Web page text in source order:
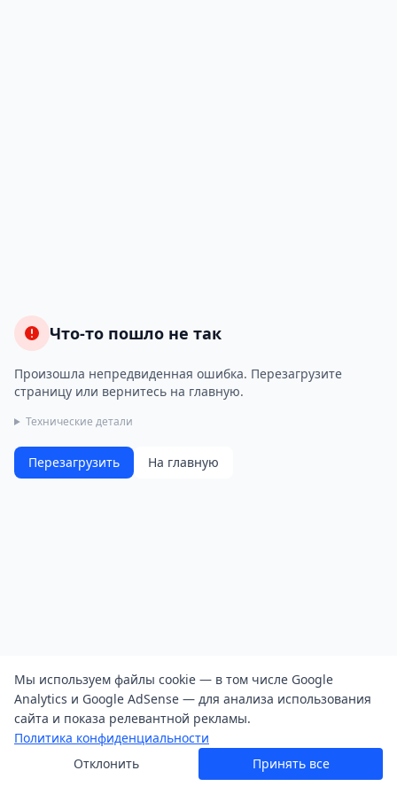
Что-то пошло не так
Произошла непредвиденная ошибка. Перезагрузите
страницу или вернитесь на главную.
Технические детали
Перезагрузить На главную
Мы используем файлы cookie — в том числе Google
Analytics и Google AdSense — для анализа использования
сайта и показа релевантной рекламы.
Политика конфиденциальности
Отклонить
Принять все